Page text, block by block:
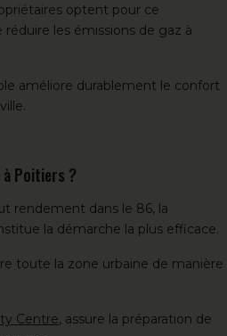
optent pour ce
les émissions de gaz à
améliore durablement le confort
Poitiers ?
rendement dans le 86, la
la démarche la plus efficace.
toute la zone urbaine de manière
Centre, assure la préparation de